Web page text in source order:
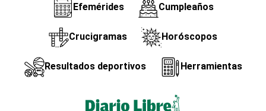
Efemérides Cumpleaños
Crucigramas Horóscopos
Resultados deportivos Herramientas